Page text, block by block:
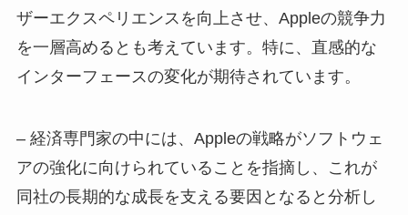
ザーエクスペリエンスを向上させ、Appleの競争力
を一層高めるとも考えています。特に、直感的な
インターフェースの変化が期待されています。
– 経済専門家の中には、Appleの戦略がソフトウェ
アの強化に向けられていることを指摘し、これが
同社の長期的な成長を支える要因となると分析し